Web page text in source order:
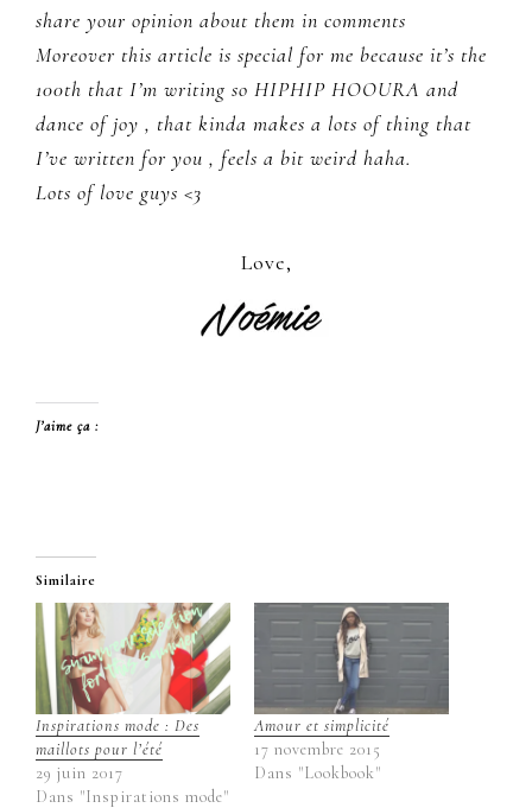
share your opinion about them in comments
Moreover this article is special for me because it’s the
100th that I’m writing so HIPHIP HOOURA and
dance of joy , that kinda makes a lots of thing that
I’ve written for you , feels a bit weird haha.
Lots of love guys <3
Love,
J’aime ça :
Similaire
Inspirations mode : Des
maillots pour l’été
29 juin 2017
Dans "Inspirations mode"
Amour et simplicité
17 novembre 2015
Dans "Lookbook"